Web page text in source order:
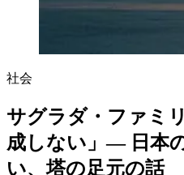
社会
サグラダ・ファミ
成しない」— 日本
い、塔の足元の話